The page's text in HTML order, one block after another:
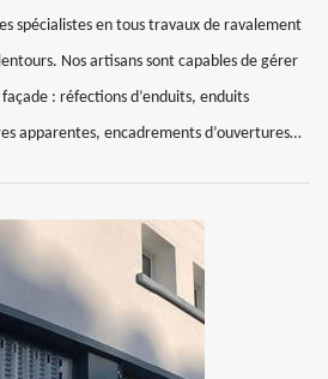
spécialistes en tous travaux de ravalement
Nos artisans sont capables de gérer
: réfections d’enduits, enduits
apparentes, encadrements d’ouvertures…